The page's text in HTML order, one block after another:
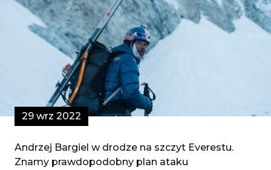
29 wrz 2022
Andrzej Bargiel w drodze na szczyt Everestu.
Znamy prawdopodobny plan ataku